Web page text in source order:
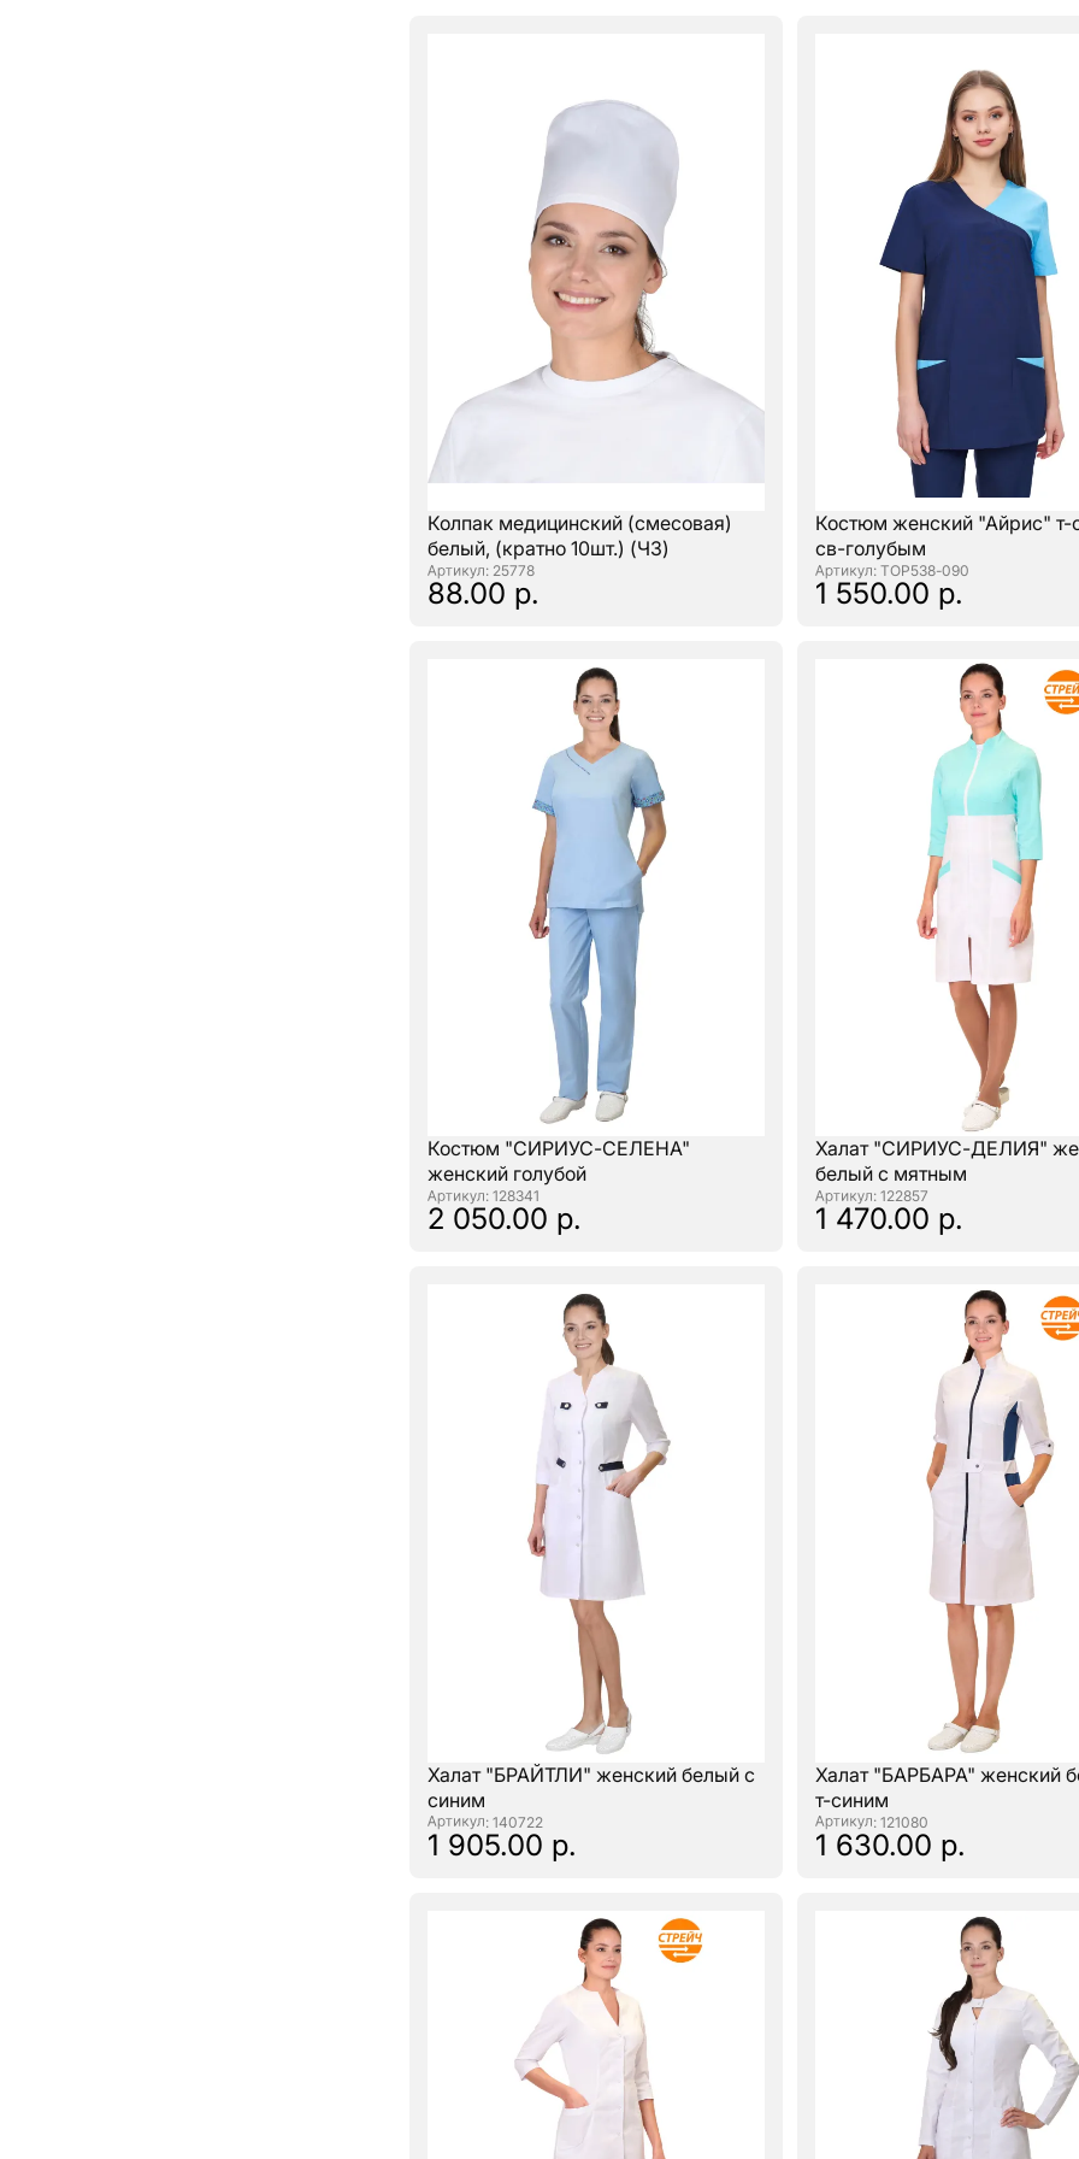
Колпак медицинский (смесовая)
белый, (кратно 10шт.) (ЧЗ)
: 25778
88.00 р.
Костюм женский "Айрис" т-
св-голубым
: ТОР538-090
1 550.00 р.
Костюм "СИРИУС-СЕЛЕНА"
женский голубой
: 128341
2 050.00 р.
Халат "СИРИУС-ДЕЛИЯ"
белый с мятным
: 122857
1 470.00 р.
Халат "БРАЙТЛИ" женский белый с
синим
: 140722
1 905.00 р.
Халат "БАРБАРА" женский
т-синим
: 121080
1 630.00 р.